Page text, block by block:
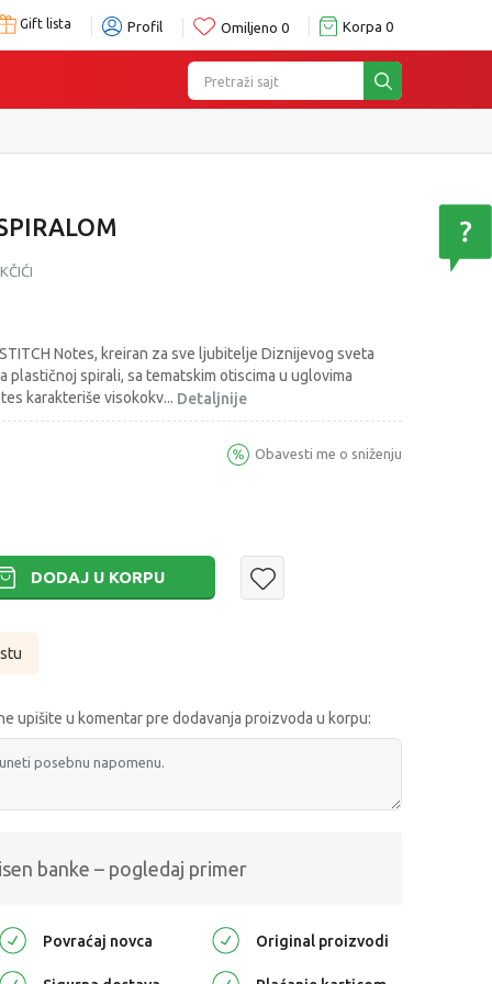
Gift lista Profil Omiljeno 0 Korpa 0
Pretraži sajt
Notes, kreiran za sve ljubitelje Diznijevog sveta
plastičnoj spirali, sa tematskim otiscima u uglovima
karakteriše visokokv... Detaljnije
Obavesti me o sniženju
DODAJ U KORPU
upišite u komentar pre dodavanja proizvoda u korpu:
banke – pogledaj primer
Povraćaj novca Original proizvodi